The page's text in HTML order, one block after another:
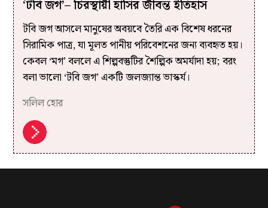
‘টবি জগ’– চিরস্থায়ী হাসির জীবন্ত ইতিহাস
টবি জগ আসলে মানুষের অবয়বে তৈরি এক বিশেষ ধরনের
সিরামিক পাত্র, যা মূলত পানীয় পরিবেশনের জন্য ব্যবহৃত হয়।
কেবল ‘মগ’ বললে এ শিল্পবস্তুটির শৈল্পিক অমর্যাদা হয়; বরং
বলা ভালো ‘টবি জগ’ একটি জলজ্যান্ত ভাস্কর্য।
সলিল হোর